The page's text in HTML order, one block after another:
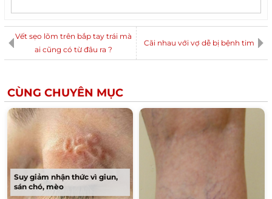
Vết sẹo lõm trên bắp tay trái mà
ai cũng có từ đâu ra ?
Cãi nhau với vợ dễ bị bệnh tim
CÙNG CHUYÊN MỤC
Suy giảm nhận thức vì giun,
sán chó, mèo